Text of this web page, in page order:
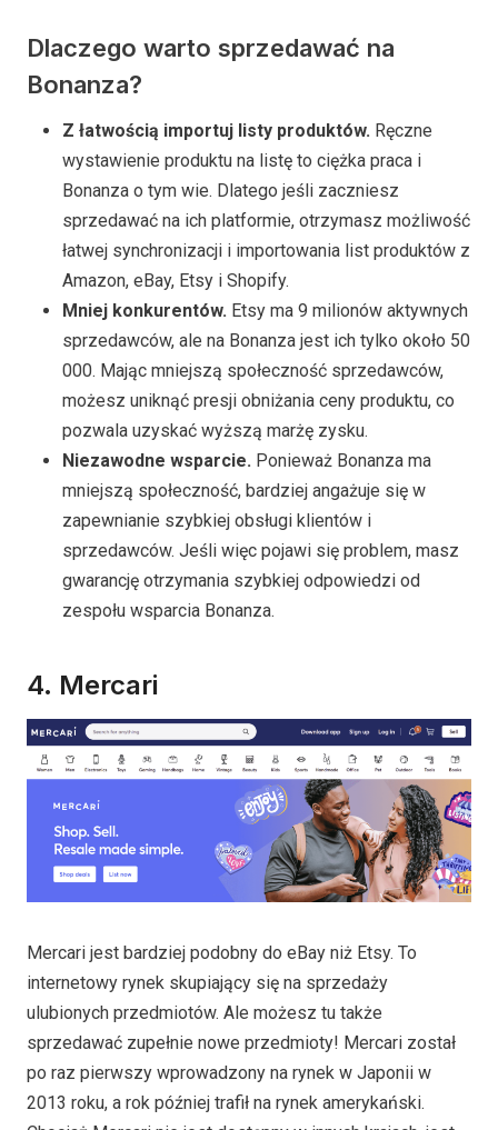
Dlaczego warto sprzedawać na
Bonanza?
Z łatwością importuj listy produktów. Ręczne
wystawienie produktu na listę to ciężka praca i
Bonanza o tym wie. Dlatego jeśli zaczniesz
sprzedawać na ich platformie, otrzymasz możliwość
łatwej synchronizacji i importowania list produktów z
Amazon, eBay, Etsy i Shopify.
Mniej konkurentów. Etsy ma 9 milionów aktywnych
sprzedawców, ale na Bonanza jest ich tylko około 50
000. Mając mniejszą społeczność sprzedawców,
możesz uniknąć presji obniżania ceny produktu, co
pozwala uzyskać wyższą marżę zysku.
Niezawodne wsparcie. Ponieważ Bonanza ma
mniejszą społeczność, bardziej angażuje się w
zapewnianie szybkiej obsługi klientów i
sprzedawców. Jeśli więc pojawi się problem, masz
gwarancję otrzymania szybkiej odpowiedzi od
zespołu wsparcia Bonanza.
4. Mercari
Mercari jest bardziej podobny do eBay niż Etsy. To
internetowy rynek skupiający się na sprzedaży
ulubionych przedmiotów. Ale możesz tu także
sprzedawać zupełnie nowe przedmioty! Mercari został
po raz pierwszy wprowadzony na rynek w Japonii w
2013 roku, a rok później trafił na rynek amerykański.